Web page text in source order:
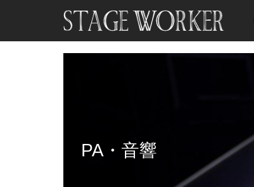
PA・音響